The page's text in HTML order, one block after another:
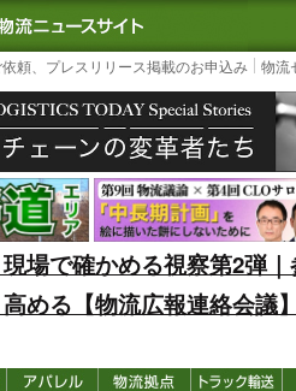
TODAY｜国内最大の物流ニュー
頼、プレスリリース掲載のお申込み 物流
場で確かめる視察第2弾
める【物流広報連絡会議